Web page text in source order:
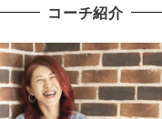
コーチ紹介